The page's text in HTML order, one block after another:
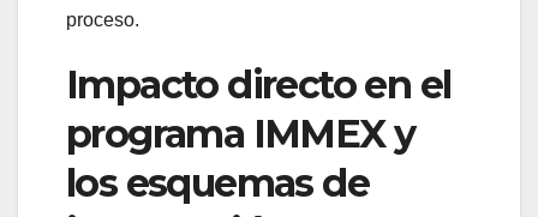
proceso.
Impacto directo en el
programa IMMEX y
los esquemas de